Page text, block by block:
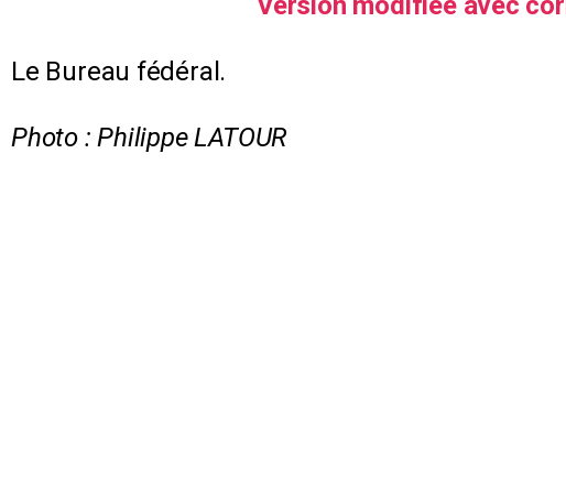
Le Bureau fédéral.
Photo : Philippe LATOUR